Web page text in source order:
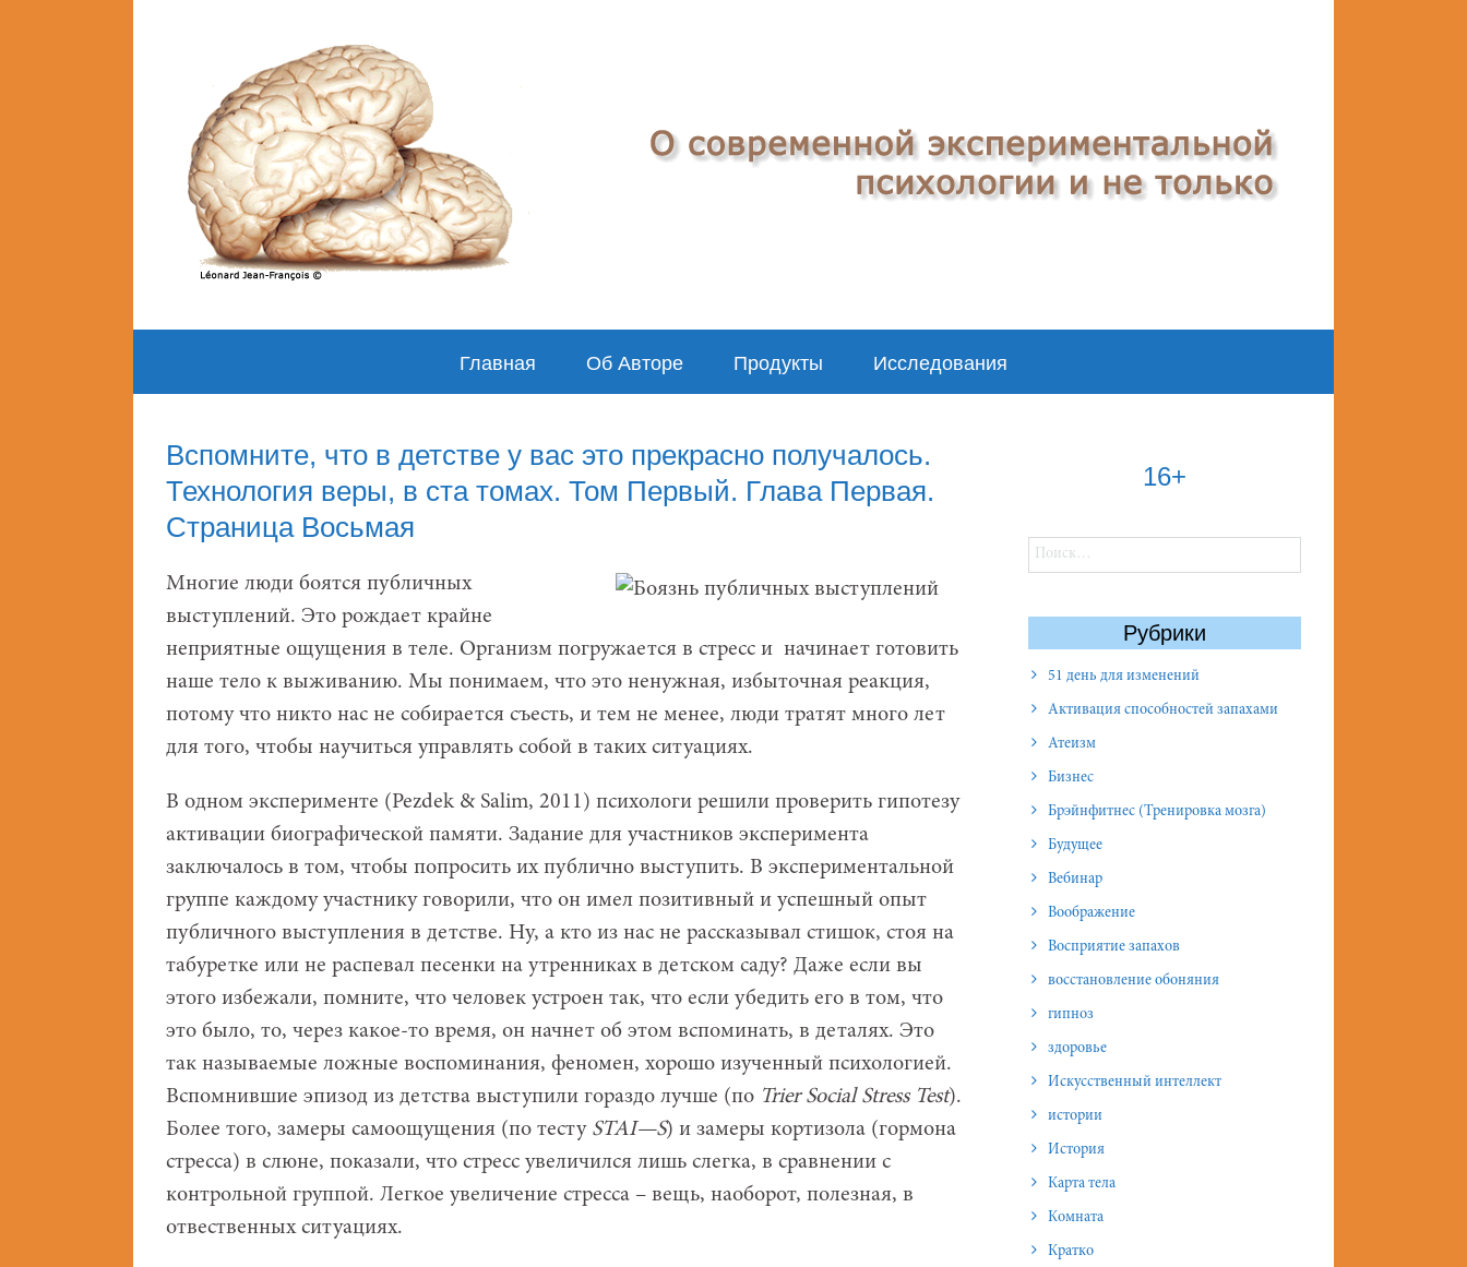
Главная Об Авторе Продукты Исследования
Вспомните, что в детстве у вас это прекрасно получалось.
Технология веры, в ста томах. Том Первый. Глава Первая.
Страница Восьмая
Многие люди боятся публичных
выступлений. Это рождает крайне
неприятные ощущения в теле. Организм погружается в стресс и начинает готовить
наше тело к выживанию. Мы понимаем, что это ненужная, избыточная реакция,
потому что никто нас не собирается съесть, и тем не менее, люди тратят много лет
для того, чтобы научиться управлять собой в таких ситуациях.
В одном эксперименте (Pezdek & Salim, 2011) психологи решили проверить гипотезу
активации биографической памяти. Задание для участников эксперимента
заключалось в том, чтобы попросить их публично выступить. В экспериментальной
группе каждому участнику говорили, что он имел позитивный и успешный опыт
публичного выступления в детстве. Ну, а кто из нас не рассказывал стишок, стоя на
табуретке или не распевал песенки на утренниках в детском саду? Даже если вы
этого избежали, помните, что человек устроен так, что если убедить его в том, что
это было, то, через какое-то время, он начнет об этом вспоминать, в деталях. Это
так называемые ложные воспоминания, феномен, хорошо изученный психологией.
Вспомнившие эпизод из детства выступили гораздо лучше (по Trier Social Stress Test).
Более того, замеры самоощущения (по тесту STAI—S) и замеры кортизола (гормона
стресса) в слюне, показали, что стресс увеличился лишь слегка, в сравнении с
контрольной группой. Легкое увеличение стресса – вещь, наоборот, полезная, в
отвественных ситуациях.
16+
Найти:
Рубрики
51 день для изменений
Активация способностей запахами
Атеизм
Бизнес
Брэйнфитнес (Тренировка мозга)
Будущее
Вебинар
Воображение
Восприятие запахов
восстановление обоняния
гипноз
здоровье
Искусственный интеллект
истории
История
Карта тела
Комната
Кратко